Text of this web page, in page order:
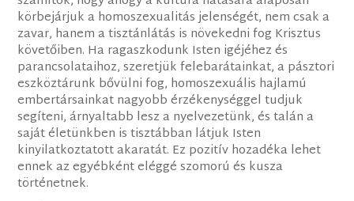
körbejárjuk a homoszexualitás jelenségét, nem csak a
zavar, hanem a tisztánlátás is növekedni fog Krisztus
követőiben. Ha ragaszkodunk Isten igéjéhez és
parancsolataihoz, szeretjük felebarátainkat, a pásztori
eszköztárunk bővülni fog, homoszexuális hajlamú
embertársainkat nagyobb érzékenységgel tudjuk
segíteni, árnyaltabb lesz a nyelvezetünk, és talán a
saját életünkben is tisztábban látjuk Isten
kinyilatkoztatott akaratát. Ez pozitív hozadéka lehet
ennek az egyébként eléggé szomorú és kusza
történetnek.